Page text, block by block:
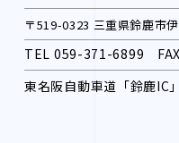
〒519-0323 三重県鈴鹿市
TEL 059-371-6899
東名阪自動車道「鈴鹿IC